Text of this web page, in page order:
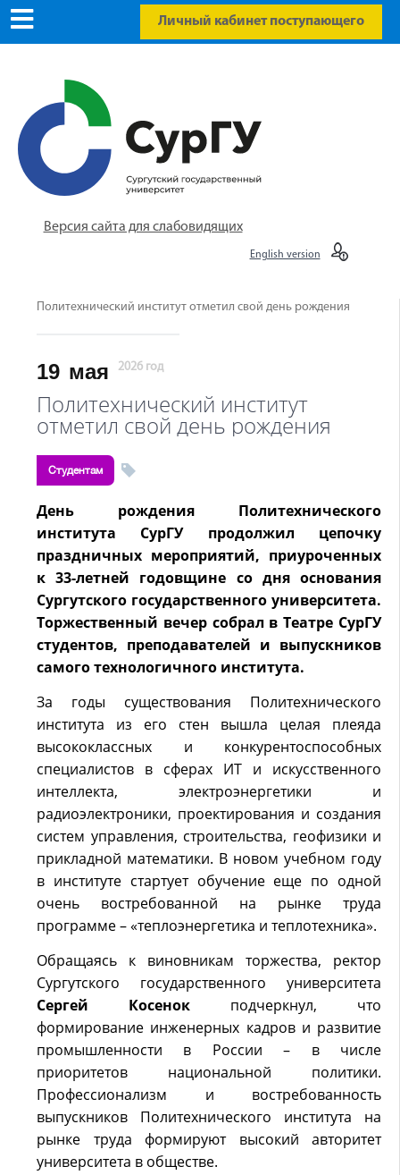
Личный кабинет поступающего
Версия сайта для слабовидящих
English version
Политехнический институт отметил свой день рождения
19 мая 2026 год
Политехнический институт
отметил свой день рождения
Студентам
День рождения Политехнического
института СурГУ продолжил цепочку
праздничных мероприятий, приуроченных
к 33-летней годовщине со дня основания
Сургутского государственного университета.
Торжественный вечер собрал в Театре СурГУ
студентов, преподавателей и выпускников
самого технологичного института.
За годы существования Политехнического
института из его стен вышла целая плеяда
высококлассных и конкурентоспособных
специалистов в сферах ИТ и искусственного
интеллекта, электроэнергетики и
радиоэлектроники, проектирования и создания
систем управления, строительства, геофизики и
прикладной математики. В новом учебном году
в институте стартует обучение еще по одной
очень востребованной на рынке труда
программе – «теплоэнергетика и теплотехника».
Обращаясь к виновникам торжества, ректор
Сургутского государственного университета
Сергей Косенок подчеркнул, что
формирование инженерных кадров и развитие
промышленности в России – в числе
приоритетов национальной политики.
Профессионализм и востребованность
выпускников Политехнического института на
рынке труда формируют высокий авторитет
университета в обществе.